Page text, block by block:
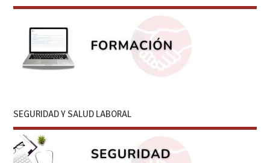
SEGURIDAD Y SALUD LABORAL